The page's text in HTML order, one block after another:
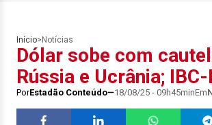
Início> Notícias
Dólar sobe com
Rússia e Ucrânia;
PorEstadão Conteúdo 18/08/25 - 09h45minEm